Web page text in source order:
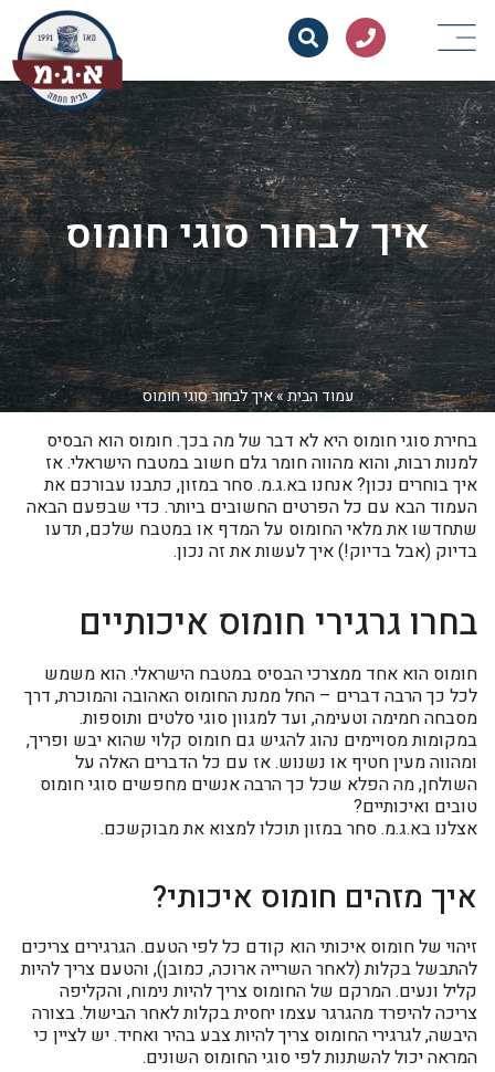
איך לבחור סוגי חומוס
עמוד הבית»איך לבחור סוגי חומוס
בחירת סוגי חומוס היא לא דבר של מה בכך. חומוס הוא הבסיס
למנות רבות, והוא מהווה חומר גלם חשוב במטבח הישראלי. אז
איך בוחרים נכון? אנחנו בא.ג.מ. סחר במזון, כתבנו עבורכם את
העמוד הבא עם כל הפרטים החשובים ביותר. כדי שבפעם הבאה
שתחדשו את מלאי החומוס על המדף או במטבח שלכם, תדעו
בדיוק (אבל בדיוק!) איך לעשות את זה נכון.
בחרו גרגירי חומוס איכותיים
חומוס הוא אחד ממצרכי הבסיס במטבח הישראלי. הוא משמש
לכל כך הרבה דברים – החל ממנת החומוס האהובה והמוכרת, דרך
מסבחה חמימה וטעימה, ועד למגוון סוגי סלטים ותוספות.
במקומות מסויימים נהוג להגיש גם חומוס קלוי שהוא יבש ופריך,
ומהווה מעין חטיף או נשנוש. אז עם כל הדברים האלה על
השולחן, מה הפלא שכל כך הרבה אנשים מחפשים סוגי חומוס
טובים ואיכותיים?
אצלנו בא.ג.מ. סחר במזון תוכלו למצוא את מבוקשכם.
איך מזהים חומוס איכותי?
זיהוי של חומוס איכותי הוא קודם כל לפי הטעם. הגרגירים צריכים
להתבשל בקלות (לאחר השרייה ארוכה, כמובן), והטעם צריך להיות
קליל ונעים. המרקם של החומוס צריך להיות נימוח, והקליפה
צריכה להיפרד מהגרגר עצמו יחסית בקלות לאחר הבישול. בצורה
היבשה, לגרגירי החומוס צריך להיות צבע בהיר ואחיד. יש לציין כי
המראה יכול להשתנות לפי סוגי החומוס השונים.